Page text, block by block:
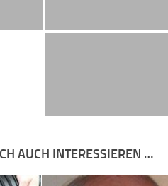
AUCH INTERESSIEREN …